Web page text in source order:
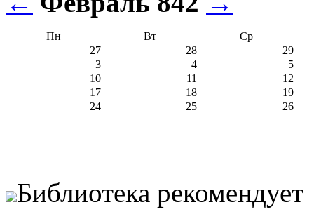
Пн Вт
Ср
27
28
29
3
4
5
10
11
12
17
18
19
24
25 26
Библиотека рекомендует